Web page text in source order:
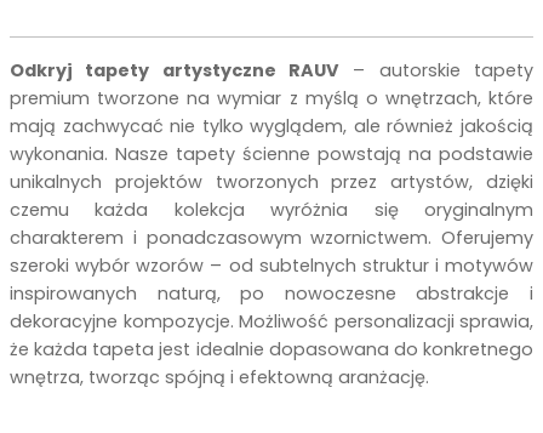
Odkryj tapety artystyczne RAUV – autorskie tapety
premium tworzone na wymiar z myślą o wnętrzach, które
mają zachwycać nie tylko wyglądem, ale również jakością
wykonania. Nasze tapety ścienne powstają na podstawie
unikalnych projektów tworzonych przez artystów, dzięki
czemu każda kolekcja wyróżnia się oryginalnym
charakterem i ponadczasowym wzornictwem. Oferujemy
szeroki wybór wzorów – od subtelnych struktur i motywów
inspirowanych naturą, po nowoczesne abstrakcje i
dekoracyjne kompozycje. Możliwość personalizacji sprawia,
że każda tapeta jest idealnie dopasowana do konkretnego
wnętrza, tworząc spójną i efektowną aranżację.